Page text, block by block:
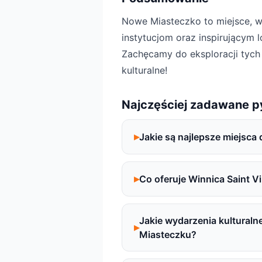
Nowe Miasteczko to miejsce,
instytucjom oraz inspirującym
Zachęcamy do eksploracji
kulturalne!
Najczęściej zadawane
Jakie są najlepsze
Co oferuje Winnica Saint
Jakie wydarzenia
Miasteczku?